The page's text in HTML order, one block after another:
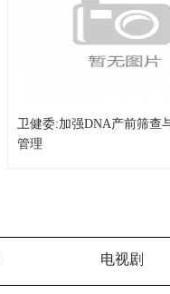
卫健委:加强DNA产前筛查
管理
电视剧